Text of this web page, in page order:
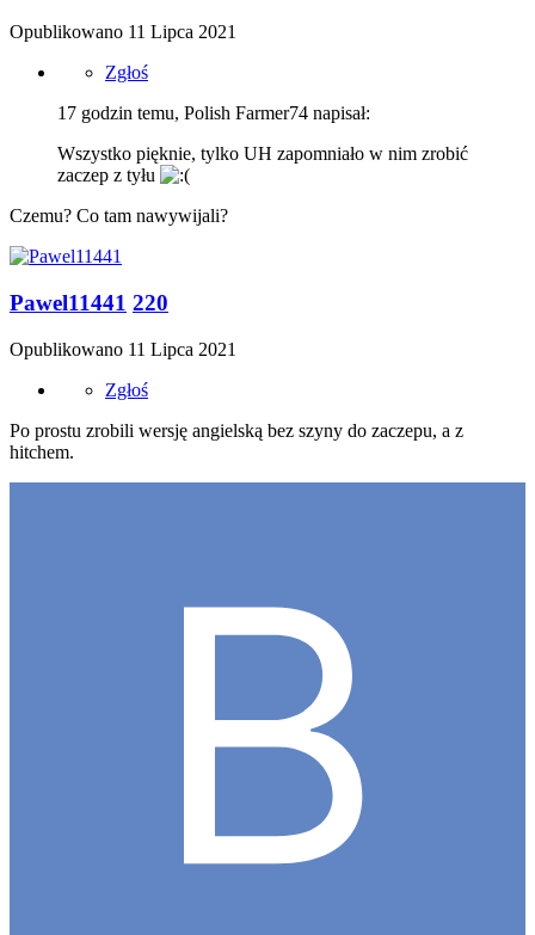
Opublikowano 11 Lipca 2021
Zgłoś
17 godzin temu, Polish Farmer74 napisał:
Wszystko pięknie, tylko UH zapomniało w nim zrobić
zaczep z tyłu
Czemu? Co tam nawywijali?
Pawel11441 220
Opublikowano 11 Lipca 2021
Zgłoś
Po prostu zrobili wersję angielską bez szyny do zaczepu, a z
hitchem.